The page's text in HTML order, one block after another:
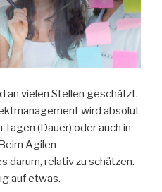
an vielen Stellen geschätzt.
wird absolut
(Dauer) oder auch in
Agilen
darum, relativ zu schätzen.
auf etwas.